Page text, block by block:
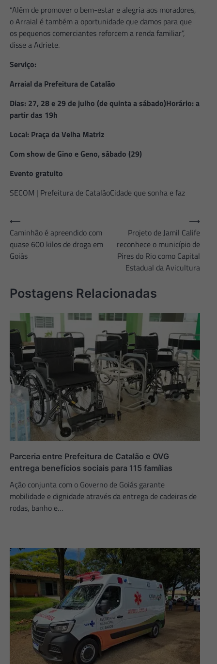
“Além de promover o bem-estar e alegria aos moradores,
o Arraial é também a oportunidade que damos para que
os pequenos comerciantes reforcem a renda familiar”,
disse a Adriete.
Serviço:
Arraial da Prefeitura de Catalão
Dias: 27, 28 e 29 de julho (de quinta a sábado)Horário: a
partir das 19h
Local: Praça da Velha Matriz
Com show de Gino e Geno, sábado (29)
Evento gratuito
SECOM | Prefeitura de CatalãoCidade que sonha e faz
Navegação
de
Post
⟵
Caminhão é apreendido com
quase 600 kilos de droga em
Goiás
Projeto de Jamil Calife
reconhece o município de
Pires do Rio como Capital
Estadual da Avicultura
⟶
Postagens Relacionadas
Parceria entre Prefeitura de Catalão e OVG
entrega benefícios sociais para 115 famílias
Ação conjunta com o Governo de Goiás garante
mobilidade e dignidade através da entrega de cadeiras de
rodas, banho e…